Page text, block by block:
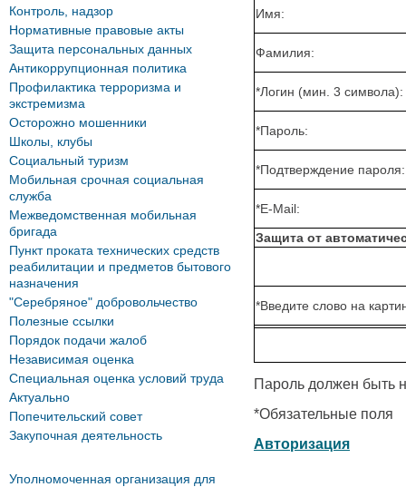
Имя:
Фамилия:
*Логин (мин. 3 символа):
*Пароль:
*Подтверждение пароля:
*E-Mail:
Защита от
*Введите слово на
Пароль должен быть
*Обязательные поля
Авторизация
Контроль, надзор
Нормативные правовые акты
Защита персональных данных
Антикоррупционная политика
Профилактика терроризма и
экстремизма
Осторожно мошенники
Школы, клубы
Социальный туризм
Мобильная срочная социальная
служба
Межведомственная мобильная
бригада
Пункт проката технических средств
реабилитации и предметов бытового
назначения
"Серебряное" добровольчество
Полезные ссылки
Порядок подачи жалоб
Независимая оценка
Специальная оценка условий труда
Актуально
Попечительский совет
Закупочная деятельность
Уполномоченная организация для